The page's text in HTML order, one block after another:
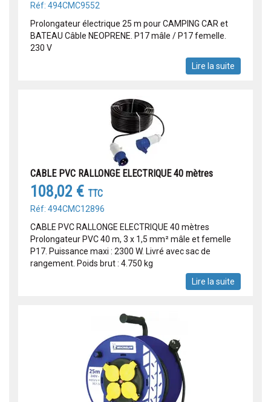
Réf: 494CMC9552
Prolongateur électrique 25 m pour CAMPING CAR et
BATEAU Câble NEOPRENE. P17 mâle / P17 femelle.
230 V
Lire la suite
CABLE PVC RALLONGE ELECTRIQUE 40 mètres
108,02 € TTC
Réf: 494CMC12896
CABLE PVC RALLONGE ELECTRIQUE 40 mètres
Prolongateur PVC 40 m, 3 x 1,5 mm² mâle et femelle
P17. Puissance maxi : 2300 W. Livré avec sac de
rangement. Poids brut : 4.750 kg
Lire la suite